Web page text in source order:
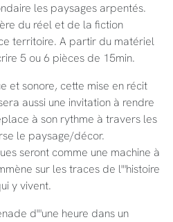
les paysages arpentés.
du réel et de la fiction
territoire. A partir du matériel
5 ou 6 pièces de 15min.
et sonore, cette mise en récit
aussi une invitation à rendre
à son rythme à travers les
le paysage/décor.
seront comme une machine à
sur les traces de l"'histoire
y vivent.
d"'une heure dans un